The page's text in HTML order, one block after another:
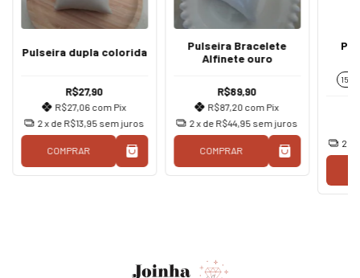
Pulseira dupla colorida
R$27,90
R$27,06 com Pix
2x de R$13,95 sem juros
COMPRAR
Pulseira Bracelete
Alfinete ouro
R$89,90
R$87,20 com Pix
2 x de R$44,95 sem juros
COMPRAR
15
2